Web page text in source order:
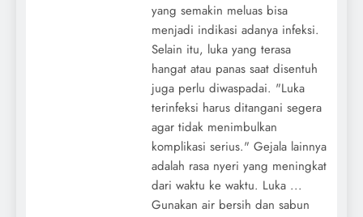
yang semakin meluas bisa
menjadi indikasi adanya infeksi.
Selain itu, luka yang terasa
hangat atau panas saat disentuh
juga perlu diwaspadai. "Luka
terinfeksi harus ditangani segera
agar tidak menimbulkan
komplikasi serius." Gejala lainnya
adalah rasa nyeri yang meningkat
dari waktu ke waktu. Luka ...
Gunakan air bersih dan sabun